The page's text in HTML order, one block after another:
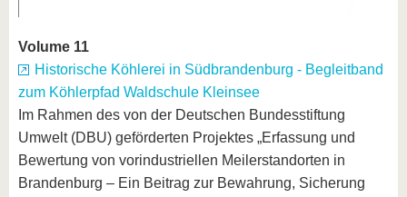
Volume 11
Historische Köhlerei in Südbrandenburg - Begleitband
zum Köhlerpfad Waldschule Kleinsee
Im Rahmen des von der Deutschen Bundesstiftung
Umwelt (DBU) geförderten Projektes „Erfassung und
Bewertung von vorindustriellen Meilerstandorten in
Brandenburg – Ein Beitrag zur Bewahrung, Sicherung